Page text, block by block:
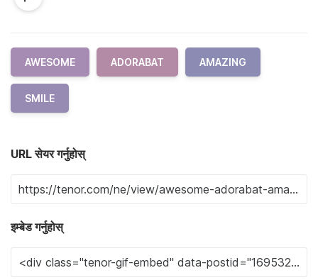
AWESOME ADORABAT AMAZING
SMILE
URL सेयर गर्नुहोस्
इम्बेड गर्नुहोस्